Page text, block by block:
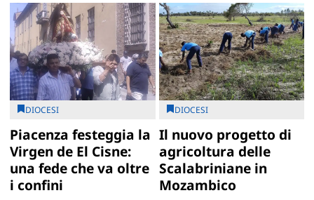
DIOCESI
Piacenza festeggia la
Virgen de El Cisne:
una fede che va oltre
i confini
DIOCESI
Il nuovo progetto di
agricoltura delle
Scalabriniane in
Mozambico